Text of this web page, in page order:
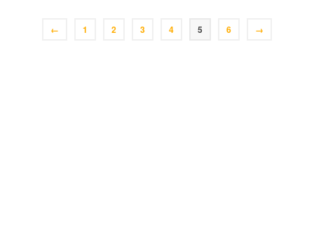
← 1 2 3 4 5 6 →